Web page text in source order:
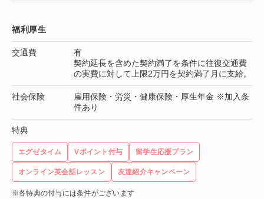
福利厚生
交通費
有
契約延長を含めた契約満了を条件に往復交通費
の実費に対して上限2万円を契約満了月に支給。
社会保険
雇用保険・労災・健康保険・厚生年金 ※加入条
件あり
特典
エグゼタイム Vポイント付与 留学生応援プラン
オンライン英会話レッスン 友達紹介キャンペーン
※各特典の付与には条件がございます